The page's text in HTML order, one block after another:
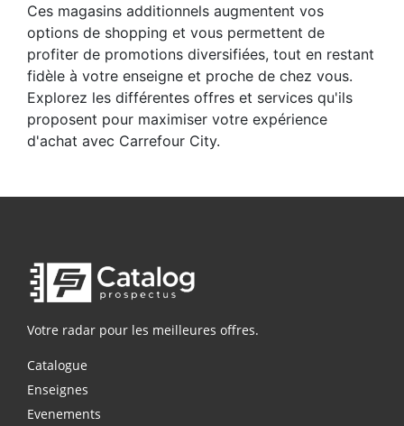
Ces magasins additionnels augmentent vos
options de shopping et vous permettent de
profiter de promotions diversifiées, tout en restant
fidèle à votre enseigne et proche de chez vous.
Explorez les différentes offres et services qu'ils
proposent pour maximiser votre expérience
d'achat avec Carrefour City.
Votre radar pour les meilleures offres.
Catalogue
Enseignes
Evenements